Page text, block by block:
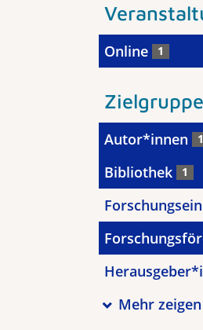
Online 1
Zielgruppe
Autor*innen 1
Bibliothek 1
Mehr zeigen